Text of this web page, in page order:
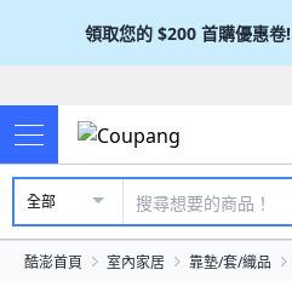
領取您的 $200 首購優惠卷!
全部
酷澎首頁 室內家居 靠墊/套/織品